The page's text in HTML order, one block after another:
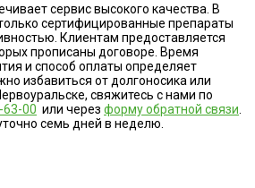
сервис высокого качества. В
сертифицированные препараты
Клиентам предоставляется
прописаны договоре. Время
и способ оплаты определяет
избавиться от долгоносика или
свяжитесь с нами по
63-00 или через форму обратной связи
семь дней в неделю.